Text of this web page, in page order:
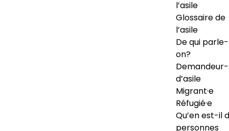
l’asile
Glossaire de
l’asile
De qui
on?
d’asile
Migrant·e
Réfugié·e
Qu’en est-il
personnes